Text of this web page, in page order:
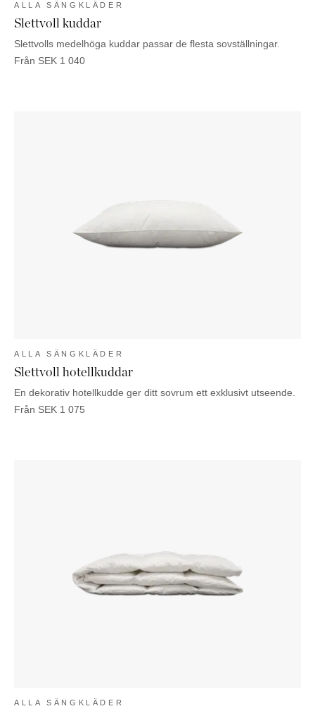
ALLA SÄNGKLÄDER
Slettvoll kuddar
Slettvolls medelhöga kuddar passar de flesta sovställningar.
Från SEK 1 040
ALLA SÄNGKLÄDER
Slettvoll hotellkuddar
En dekorativ hotellkudde ger ditt sovrum ett exklusivt utseende.
Från SEK 1 075
ALLA SÄNGKLÄDER